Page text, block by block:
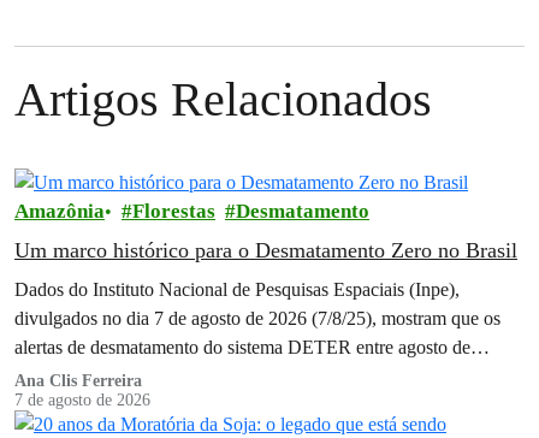
Artigos Relacionados
Amazônia Florestas Desmatamento
Um marco histórico para o Desmatamento Zero no Brasil
Dados do Instituto Nacional de Pesquisas Espaciais (Inpe),
divulgados no dia 7 de agosto de 2026 (7/8/25), mostram que os
alertas de desmatamento do sistema DETER entre agosto de
2025…
Ana Clis Ferreira
7 de agosto de 2026